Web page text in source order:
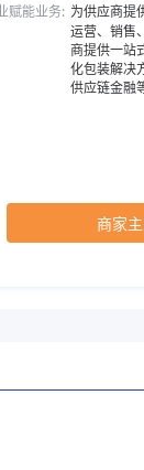
罐高
赋能业务: 为供应商提
运营、销售
商提供一站
化包装解决
供应链金融
商家